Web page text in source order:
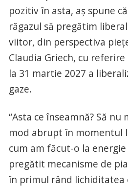
pozitiv în asta, aș spune
răgazul să pregătim
viitor, din perspectiva
Claudia Griech, cu
la 31 martie 2027 a
gaze.
“Asta ce înseamnă? Să
mod abrupt în momentul
cum am făcut-o la
pregătit mecanisme de
în primul rând lichiditatea